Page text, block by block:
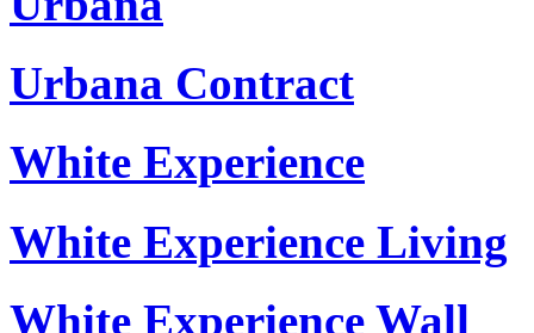
Urbana Contract
White Experience
White Experience Living
White Experience Wall